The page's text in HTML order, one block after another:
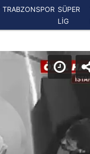
TRABZONSPOR SÜPER
LİG